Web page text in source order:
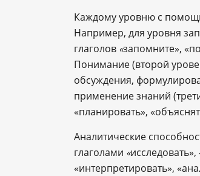
Каждому уровню с
Например, для уровня
глаголов «запомните»,
Понимание (второй
обсуждения,
применение знаний
«планировать»,
Аналитические
глаголами «
«интерпретировать»,